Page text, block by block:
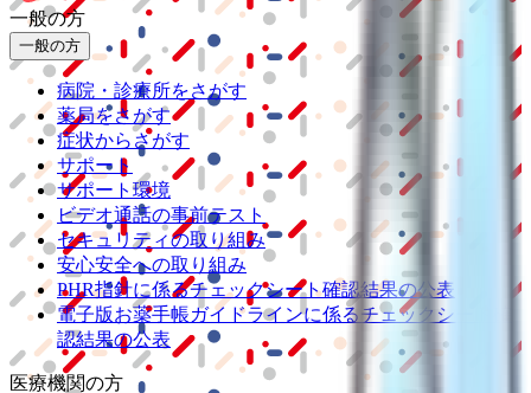
一般の方
一般の方
病院・診療所をさがす
薬局をさがす
症状からさがす
サポート
サポート環境
ビデオ通話の事前テスト
セキュリティの取り組み
安心安全への取り組み
PHR指針に係るチェックシート確認結果の公表
電子版お薬手帳ガイドラインに係るチェックシート確
認結果の公表
医療機関の方